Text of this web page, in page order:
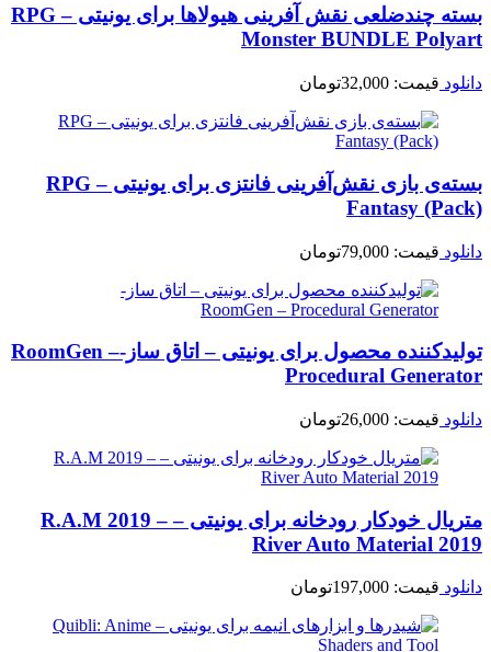
بسته چندضلعی نقش آفرینی هیولاها برای یونیتی – RPG
Monster BUNDLE Polyart
دانلود قیمت: 32,000تومان
بسته‌ی بازی نقش‌آفرینی فانتزی برای یونیتی – RPG
Fantasy (Pack)
دانلود قیمت: 79,000تومان
تولیدکننده محصول برای یونیتی – اتاق ساز-RoomGen –
Procedural Generator
دانلود قیمت: 26,000تومان
متریال خودکار رودخانه برای یونیتی – R.A.M 2019 –
River Auto Material 2019
دانلود قیمت: 197,000تومان